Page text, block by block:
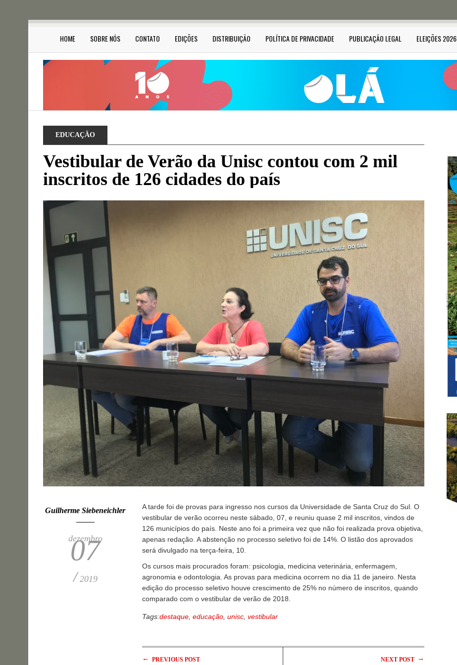
HOME SOBRE NÓS CONTATO EDIÇÕES DISTRIBUIÇÃO POLÍTICA DE PRIVACIDADE PUBLICAÇÃO LEGAL ELEIÇÕES 2026
EDUCAÇÃO
Vestibular de Verão da Unisc contou com 2 mil
inscritos de 126 cidades do país
Guilherme Siebeneichler
dezembro
07
/2019
A tarde foi de provas para ingresso nos cursos da Universidade de Santa Cruz do Sul. O
vestibular de verão ocorreu neste sábado, 07, e reuniu quase 2 mil inscritos, vindos de
126 municípios do país. Neste ano foi a primeira vez que não foi realizada prova objetiva,
apenas redação. A abstenção no processo seletivo foi de 14%. O listão dos aprovados
será divulgado na terça-feira, 10.
Os cursos mais procurados foram: psicologia, medicina veterinária, enfermagem,
agronomia e odontologia. As provas para medicina ocorrem no dia 11 de janeiro. Nesta
edição do processo seletivo houve crescimento de 25% no número de inscritos, quando
comparado com o vestibular de verão de 2018.
Tags:destaque educação unisc vestibular
← PREVIOUS POST NEXT POST →